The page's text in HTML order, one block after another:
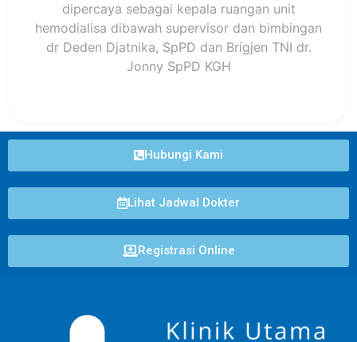
dipercaya sebagai kepala ruangan unit
hemodialisa dibawah supervisor dan bimbingan
dr Deden Djatnika, SpPD dan Brigjen TNI dr.
Jonny SpPD KGH
Hubungi Kami
Lihat Jadwal Dokter
Registrasi Online